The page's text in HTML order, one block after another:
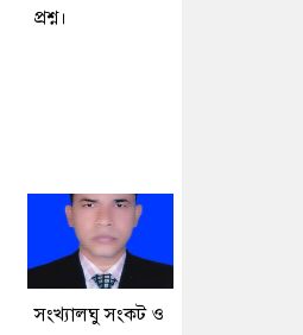
প্রশ্ন।
সংখ্যালঘু সংকট ও